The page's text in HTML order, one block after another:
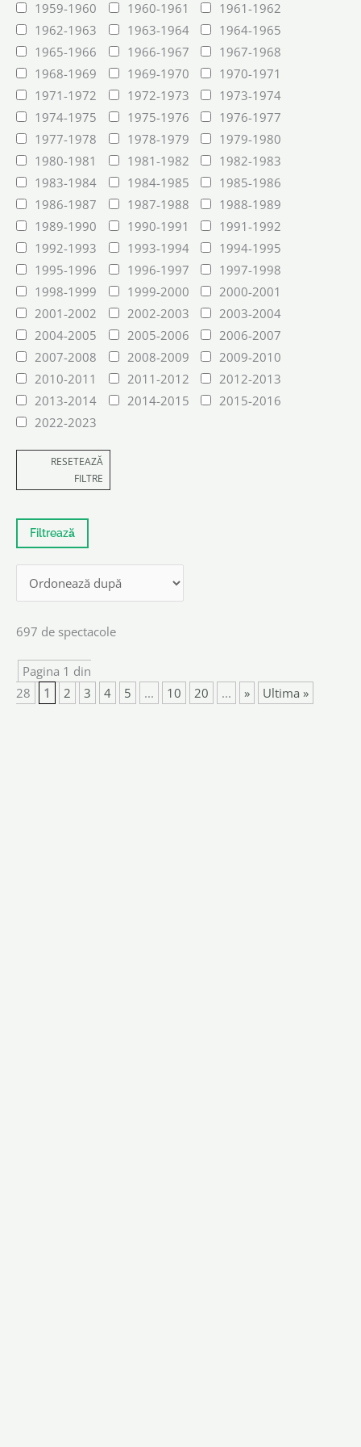
1959-1960
1960-1961
1961-1962
1962-1963
1963-1964
1964-1965
1965-1966
1966-1967
1967-1968
1968-1969
1969-1970
1970-1971
1971-1972
1972-1973
1973-1974
1974-1975
1975-1976
1976-1977
1977-1978
1978-1979
1979-1980
1980-1981
1981-1982
1982-1983
1983-1984
1984-1985
1985-1986
1986-1987
1987-1988
1988-1989
1989-1990
1990-1991
1991-1992
1992-1993
1993-1994
1994-1995
1995-1996
1996-1997
1997-1998
1998-1999
1999-2000
2000-2001
2001-2002
2002-2003
2003-2004
2004-2005
2005-2006
2006-2007
2007-2008
2008-2009
2009-2010
2010-2011
2011-2012
2012-2013
2013-2014
2014-2015
2015-2016
2022-2023
RESETEAZĂ
FILTRE
697 de spectacole
Pagina 1 din
28
1 2 3 4 5 ... 10 20 ... » Ultima »